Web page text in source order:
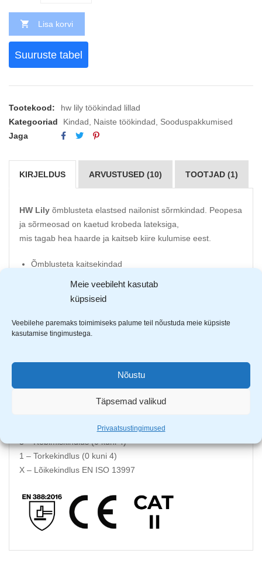
Meie veebileht kasutab
küpsiseid
Veebilehe paremaks toimimiseks palume teil nõustuda meie küpsiste
kasutamise tingimustega.
Nõustu
Täpsemad valikud
Privaatsustingimused
Lisa korvi
Suuruste tabel
Tootekood:
hw lily töökindad lillad
Kategooriad
Kindad Naiste töökindad
Sooduspakkumised
Jaga
KIRJELDUS ARVUSTUSED (10) TOOTJAD (1)
HW Lily õmblusteta elastsed nailonist sõrmkindad. Peopesa
ja sõrmeosad on kaetud krobeda lateksiga,
mis tagab hea haarde ja kaitseb kiire kulumise eest.
Õmblusteta kaitsekindad
Sobib tavatöödeks ning kaitseb mehaaniliste riskide
vastu
Kaitseklass EN 388
Kastis 120 paari
EN388:2016 CE / 2131x
1 – Sisselõikekindlus (0 kuni 5)
3 – Rebimiskindlus (0 kuni 4)
1 – Torkekindlus (0 kuni 4)
X – Lõikekindlus EN ISO 13997